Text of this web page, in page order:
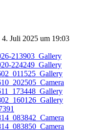
4. Juli 2025 um 19:03